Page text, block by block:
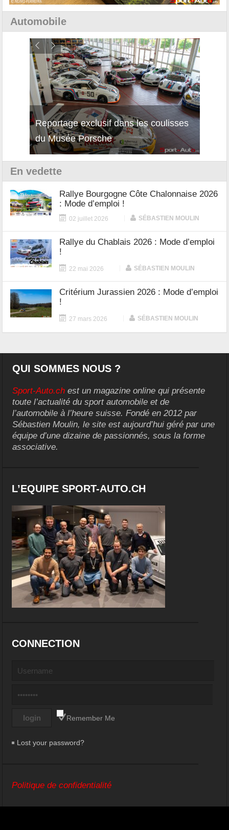
Automobile
Reportage exclusif dans les coulisses
du Musée Porsche
En vedette
Rallye Bourgogne Côte Chalonnaise 2026
: Mode d’emploi !
02 juillet 2026 SÉBASTIEN MOULIN
Rallye du Chablais 2026 : Mode d’emploi
!
22 mai 2026 SÉBASTIEN MOULIN
Critérium Jurassien 2026 : Mode d’emploi
!
27 mars 2026 SÉBASTIEN MOULIN
QUI SOMMES NOUS ?
Sport-Auto.ch est un magazine online qui présente
toute l’actualité du sport automobile et de
l’automobile à l’heure suisse. Fondé en 2012 par
Sébastien Moulin, le site est aujourd’hui géré par une
équipe d’une dizaine de passionnés, sous la forme
associative.
L’EQUIPE SPORT-AUTO.CH
CONNECTION
Remember Me
Lost your password?
Politique de confidentialité